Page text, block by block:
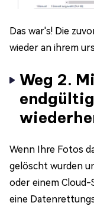
Das war's! Die
wieder an ihrem
Weg 2.
Wenn Ihre Fotos
gelöscht wurden
oder einem
eine